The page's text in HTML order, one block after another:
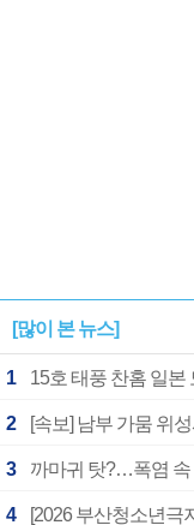
[많이 본 뉴스]
1 15호 태풍 찬홈 일
2 [속보] 남부 가뭄 위
3 까마귀 탓?…폭염 속
4